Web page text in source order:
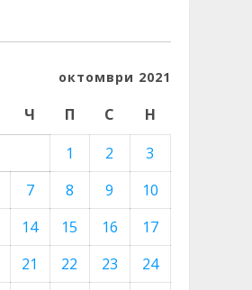
октомври 2021
Ч П С
Н
1
2
3
7 8 9
10
14 15 16
17
21 22 23
24